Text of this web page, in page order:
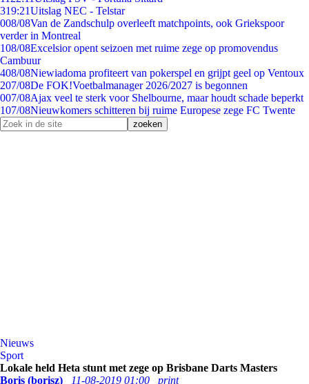
319:21Uitslag NEC - Telstar
008/08Van de Zandschulp overleeft matchpoints, ook Griekspoor
verder in Montreal
108/08Excelsior opent seizoen met ruime zege op promovendus
Cambuur
408/08Niewiadoma profiteert van pokerspel en grijpt geel op Ventoux
207/08De FOK!Voetbalmanager 2026/2027 is begonnen
007/08Ajax veel te sterk voor Shelbourne, maar houdt schade beperkt
107/08Nieuwkomers schitteren bij ruime Europese zege FC Twente
Nieuws
Sport
Lokale held Heta stunt met zege op Brisbane Darts Masters
Boris (borisz)
11-08-2019 01:00
print